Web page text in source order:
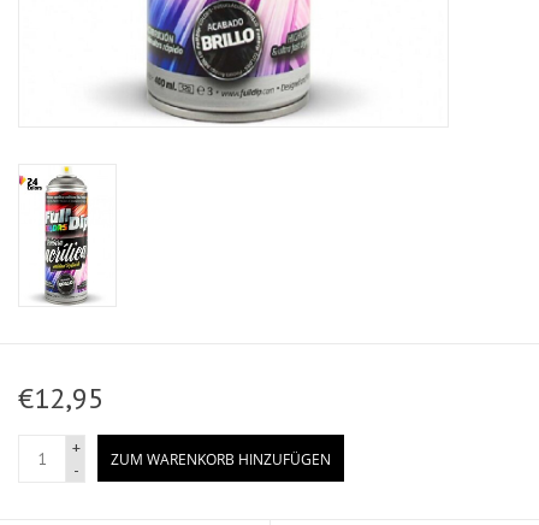
€12,95
+
-
ZUM WARENKORB HINZUFÜGEN